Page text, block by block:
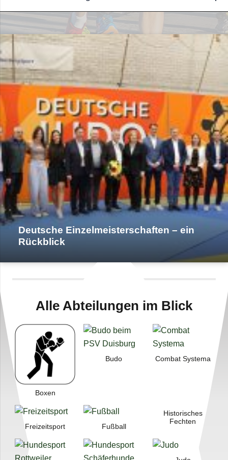
Deut­sche Ein­zel­meis­ter­schaf­ten – ein
Rückblick
Alle Abtei­lun­gen im Blick
Boxen
Budo Com­bat Systema
Frei­zeit­sport Fuß­ball
His­to­ri­sches
Fechten